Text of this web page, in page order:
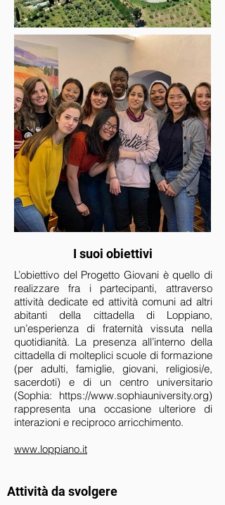
I suoi obiettivi
L’obiettivo del Progetto Giovani è quello di
realizzare fra i partecipanti, attraverso
attività dedicate ed attività comuni ad altri
abitanti della cittadella di Loppiano,
un’esperienza di fraternità vissuta nella
quotidianità. La presenza all’interno della
cittadella di molteplici scuole di formazione
(per adulti, famiglie, giovani, religiosi/e,
sacerdoti) e di un centro universitario
(Sophia: https://www.sophiauniversity.org)
rappresenta una occasione ulteriore di
interazioni e reciproco arricchimento.
www.loppiano.it
Attività da svolgere